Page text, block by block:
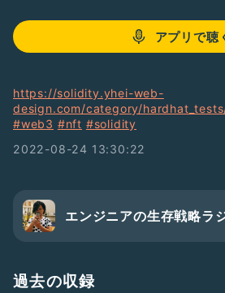
アプリで聴
https://solidity.yhei-web-
design.com/category/
#web3 #nft #solidity
2022-08-24 13:30:22
エンジニアの生存戦略ラ
過去の収録